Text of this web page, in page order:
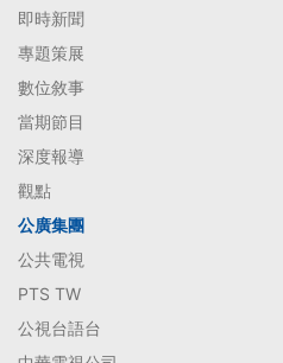
即時新聞
專題策展
數位敘事
當期節目
深度報導
觀點
公廣集團
公共電視
PTS TW
公視台語台